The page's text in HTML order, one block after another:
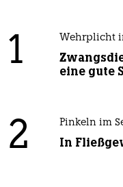
1 Wehrplicht
eine gute
2 Pinkeln im
In